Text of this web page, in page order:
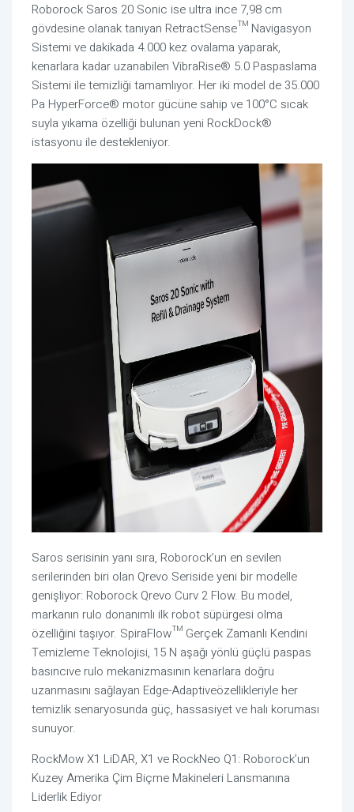
Roborock Saros 20 Sonic ise ultra ince 7,98 cm
gövdesine olanak tanıyan RetractSense™ Navigasyon
Sistemi ve dakikada 4.000 kez ovalama yaparak,
kenarlara kadar uzanabilen VibraRise® 5.0 Paspaslama
Sistemi ile temizliği tamamlıyor. Her iki model de 35.000
Pa HyperForce® motor gücüne sahip ve 100°C sıcak
suyla yıkama özelliği bulunan yeni RockDock®
istasyonu ile destekleniyor.
Saros serisinin yanı sıra, Roborock’un en sevilen
serilerinden biri olan Qrevo Seriside yeni bir modelle
genişliyor: Roborock Qrevo Curv 2 Flow. Bu model,
markanın rulo donanımlı ilk robot süpürgesi olma
özelliğini taşıyor. SpiraFlow™ Gerçek Zamanlı Kendini
Temizleme Teknolojisi, 15 N aşağı yönlü güçlü paspas
basıncıve rulo mekanizmasının kenarlara doğru
uzanmasını sağlayan Edge-Adaptiveözellikleriyle her
temizlik senaryosunda güç, hassasiyet ve halı koruması
sunuyor.
RockMow X1 LiDAR, X1 ve RockNeo Q1: Roborock’un
Kuzey Amerika Çim Biçme Makineleri Lansmanına
Liderlik Ediyor